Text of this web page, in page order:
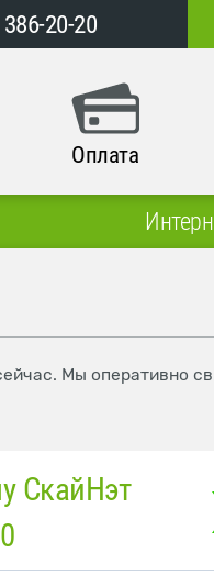
386-20-20
Оплата
Мы оперативно
СкайНэт